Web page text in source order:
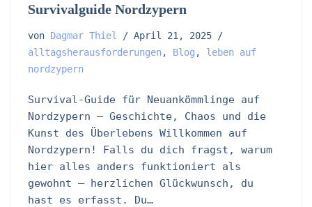
Survivalguide Nordzypern
von Dagmar Thiel
April 21, 2025
alltagsherausforderungen, Blog , leben auf
nordzypern
Survival-Guide für Neuankömmlinge auf
Nordzypern – Geschichte, Chaos und die
Kunst des Überlebens Willkommen auf
Nordzypern! Falls du dich fragst, warum
hier alles anders funktioniert als
gewohnt – herzlichen Glückwunsch, du
hast es erfasst. Du…